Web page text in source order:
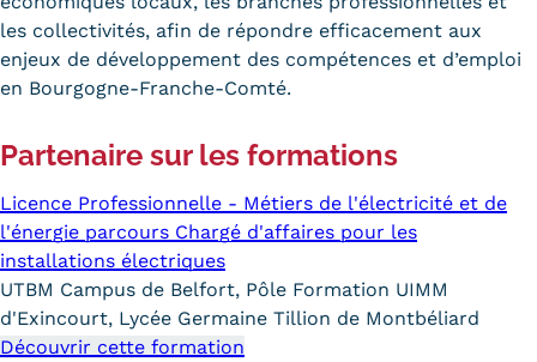
OFFRE NATIONALE
Catalogue national
Modalités d'enseignement
Formation en présentiel
Alternance
les collectivités, afin de répondre efficacement aux
enjeux de développement des compétences et d’emploi
en Bourgogne-Franche-Comté.
Partenaire sur les formations
Licence Professionnelle - Métiers de l'électricité et de
l'énergie parcours Chargé d'affaires pour les
installations électriques
UTBM Campus de Belfort, Pôle Formation UIMM
d'Exincourt, Lycée Germaine Tillion de Montbéliard
Découvrir cette formation